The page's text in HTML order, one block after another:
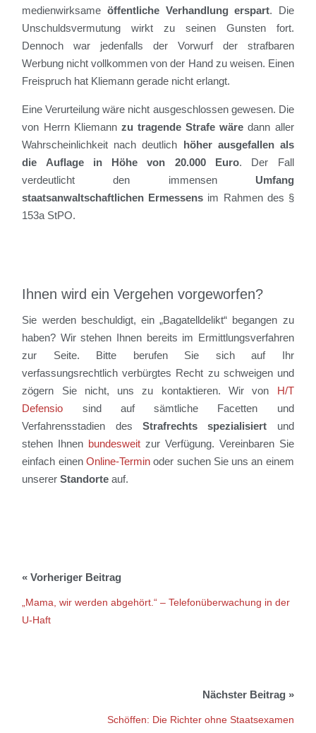
medienwirksame öffentliche Verhandlung erspart. Die
Unschuldsvermutung wirkt zu seinen Gunsten fort.
Dennoch war jedenfalls der Vorwurf der strafbaren
Werbung nicht vollkommen von der Hand zu weisen. Einen
Freispruch hat Kliemann gerade nicht erlangt.
Eine Verurteilung wäre nicht ausgeschlossen gewesen. Die
von Herrn Kliemann zu tragende Strafe wäre dann aller
Wahrscheinlichkeit nach deutlich höher ausgefallen als
die Auflage in Höhe von 20.000 Euro. Der Fall
verdeutlicht den immensen Umfang
staatsanwaltschaftlichen Ermessens im Rahmen des §
153a StPO.
Ihnen wird ein Vergehen vorgeworfen?
Sie werden beschuldigt, ein „Bagatelldelikt“ begangen zu
haben? Wir stehen Ihnen bereits im Ermittlungsverfahren
zur Seite. Bitte berufen Sie sich auf Ihr
verfassungsrechtlich verbürgtes Recht zu schweigen und
zögern Sie nicht, uns zu kontaktieren. Wir von H/T
Defensio sind auf sämtliche Facetten und
Verfahrensstadien des Strafrechts spezialisiert und
stehen Ihnen bundesweit zur Verfügung. Vereinbaren Sie
einfach einen Online-Terminoder suchen Sie uns an einem
unsererStandorte auf.
„Mama, wir werden abgehört.“ – Telefonüberwachung in der
U-Haft
Schöffen: Die Richter ohne Staatsexamen